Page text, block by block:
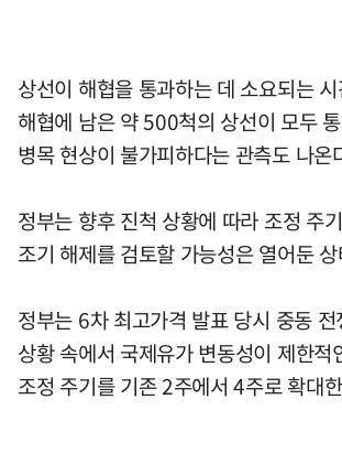
상선이 해협을 통과하는 데 소요되는
해협에 남은 약 500척의 상선이 모두
병목 현상이 불가피하다는 관측도 나온
정부는 향후 진척 상황에 따라 조정 주
조기 해제를 검토할 가능성은 열어둔
정부는 6차 최고가격 발표 당시 중동
상황 속에서 국제유가 변동성이 제한적
조정 주기를 기존 2주에서 4주로 확대